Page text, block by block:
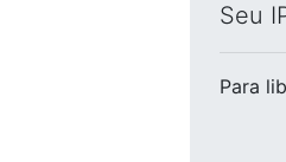
Seu
Para